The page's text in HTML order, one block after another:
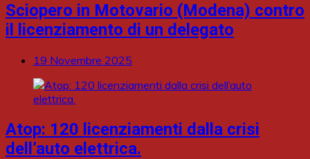
Sciopero in Motovario (Modena) contro
il licenziamento di un delegato
19 Novembre 2025
Atop: 120 licenziamenti dalla crisi
dell’auto elettrica.